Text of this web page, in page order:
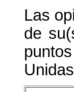
Las
de